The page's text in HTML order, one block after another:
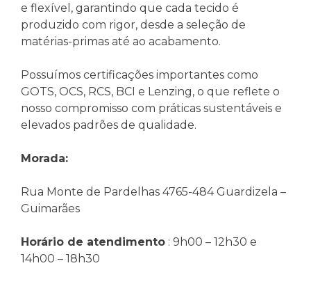
e flexível, garantindo que cada tecido é
produzido com rigor, desde a seleção de
matérias-primas até ao acabamento.
Possuímos certificações importantes como
GOTS, OCS, RCS, BCI e Lenzing, o que reflete o
nosso compromisso com práticas sustentáveis e
elevados padrões de qualidade.
Morada:
Rua Monte de Pardelhas 4765-484 Guardizela –
Guimarães
Horário de atendimento : 9h00 – 12h30 e
14h00 – 18h30